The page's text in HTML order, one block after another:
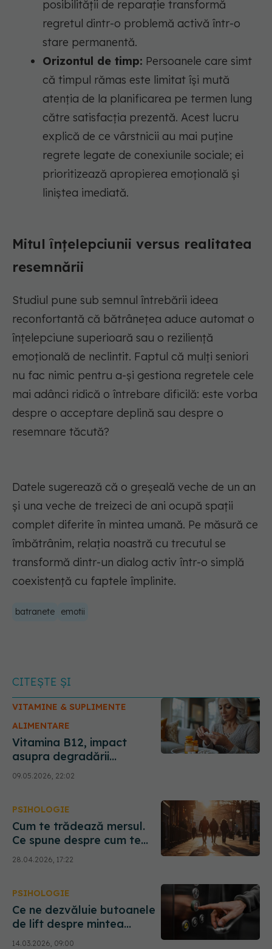
posibilității de reparație transformă
regretul dintr-o problemă activă într-o
stare permanentă.
Orizontul de timp: Persoanele care simt
că timpul rămas este limitat își mută
atenția de la planificarea pe termen lung
către satisfacția prezentă. Acest lucru
explică de ce vârstnicii au mai puține
regrete legate de conexiunile sociale; ei
prioritizează apropierea emoțională și
liniștea imediată.
Mitul înțelepciunii versus realitatea
resemnării
Studiul pune sub semnul întrebării ideea
reconfortantă că bătrânețea aduce automat o
înțelepciune superioară sau o reziliență
emoțională de neclintit. Faptul că mulți seniori
nu fac nimic pentru a-și gestiona regretele cele
mai adânci ridică o întrebare dificilă: este vorba
despre o acceptare deplină sau despre o
resemnare tăcută?
Datele sugerează că o greșeală veche de un an
și una veche de treizeci de ani ocupă spații
complet diferite în mintea umană. Pe măsură ce
îmbătrânim, relația noastră cu trecutul se
transformă dintr-un dialog activ într-o simplă
coexistență cu faptele împlinite.
batranete emotii
CITEȘTE ȘI
VITAMINE & SUPLIMENTE
ALIMENTARE
Vitamina B12, impact
asupra degradării
musculare provocate de
bătrânețe
09.05.2026, 22:02
PSIHOLOGIE
Cum te trădează mersul.
Ce spune despre cum te
simți
28.04.2026, 17:22
PSIHOLOGIE
Ce ne dezvăluie butoanele
de lift despre mintea
umană și emoții
14.03.2026, 09:00